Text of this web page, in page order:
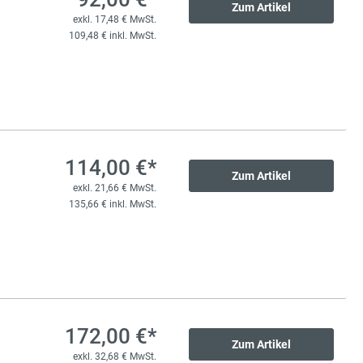
exkl. 17,48 € MwSt.
109,48 € inkl. MwSt.
Zum Artikel
114,00 €*
exkl. 21,66 € MwSt.
135,66 € inkl. MwSt.
Zum Artikel
172,00 €*
exkl. 32,68 € MwSt.
Zum Artikel